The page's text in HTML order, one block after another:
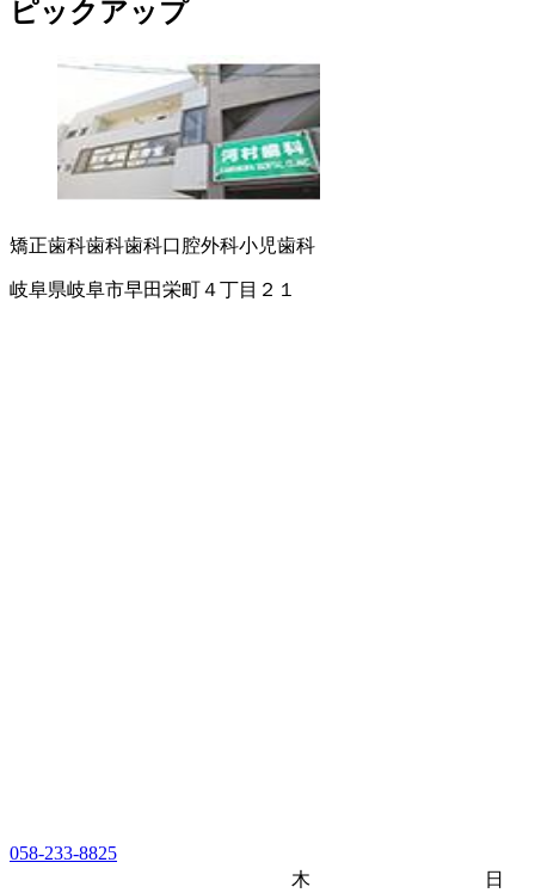
ピックアップ
矯正歯科歯科歯科口腔外科小児歯科
岐阜県岐阜市早田栄町４丁目２１
058-233-8825
木
日